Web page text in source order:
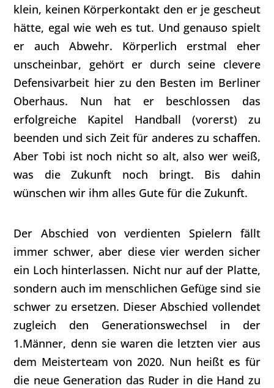
klein, keinen Körperkontakt den er je gescheut
hätte, egal wie weh es tut. Und genauso spielt
er auch Abwehr. Körperlich erstmal eher
unscheinbar, gehört er durch seine clevere
Defensivarbeit hier zu den Besten im Berliner
Oberhaus. Nun hat er beschlossen das
erfolgreiche Kapitel Handball (vorerst) zu
beenden und sich Zeit für anderes zu schaffen.
Aber Tobi ist noch nicht so alt, also wer weiß,
was die Zukunft noch bringt. Bis dahin
wünschen wir ihm alles Gute für die Zukunft.
Der Abschied von verdienten Spielern fällt
immer schwer, aber diese vier werden sicher
ein Loch hinterlassen. Nicht nur auf der Platte,
sondern auch im menschlichen Gefüge sind sie
schwer zu ersetzen. Dieser Abschied vollendet
zugleich den Generationswechsel in der
1.Männer, denn sie waren die letzten vier aus
dem Meisterteam von 2020. Nun heißt es für
die neue Generation das Ruder in die Hand zu